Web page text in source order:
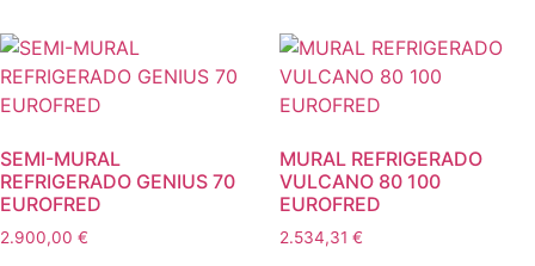
SEMI-MURAL
REFRIGERADO GENIUS 70
EUROFRED
2.900,00 €
MURAL REFRIGERADO
VULCANO 80 100
EUROFRED
2.534,31 €